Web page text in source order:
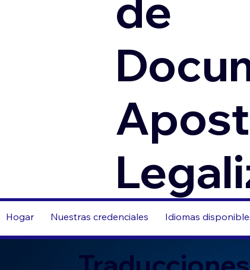
Hogar Nuestras credenciales Idiomas